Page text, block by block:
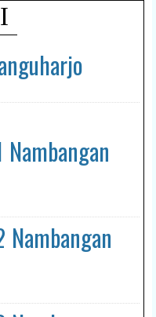
Nambangan
Nambangan